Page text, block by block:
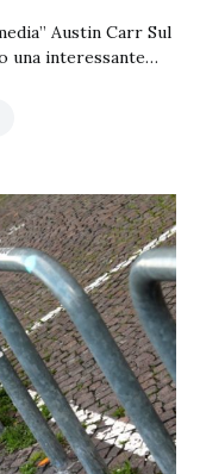
Austin Carr Sul
una interessante…